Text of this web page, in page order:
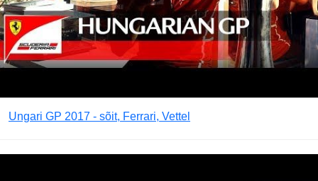
Ungari GP 2017 - sõit, Ferrari, Vettel